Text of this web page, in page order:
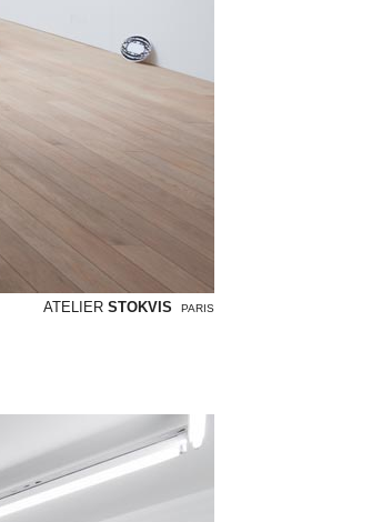
ATELIER STOKVIS PARIS